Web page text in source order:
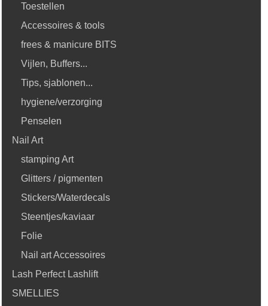
Toestellen
Accessoires & tools
frees & manicure BITS
Vijlen, Buffers...
Tips, sjablonen...
hygiene/verzorging
Penselen
Nail Art
stamping Art
Glitters / pigmenten
Stickers/Waterdecals
Steentjes/kaviaar
Folie
Nail art Accessoires
Lash Perfect Lashlift
SMELLIES